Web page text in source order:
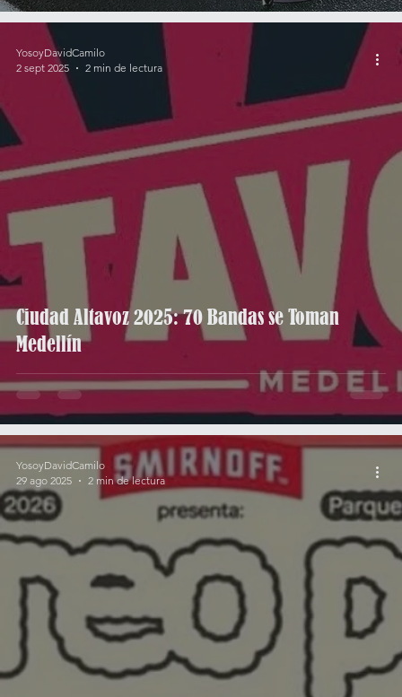
Ciudad Altavoz 2025: 70 Bandas se Toman
Medellín
YosoyDavidCamilo
2 sept 2025
2 min de lectura
YosoyDavidCamilo
29 ago 2025
2 min de lectura